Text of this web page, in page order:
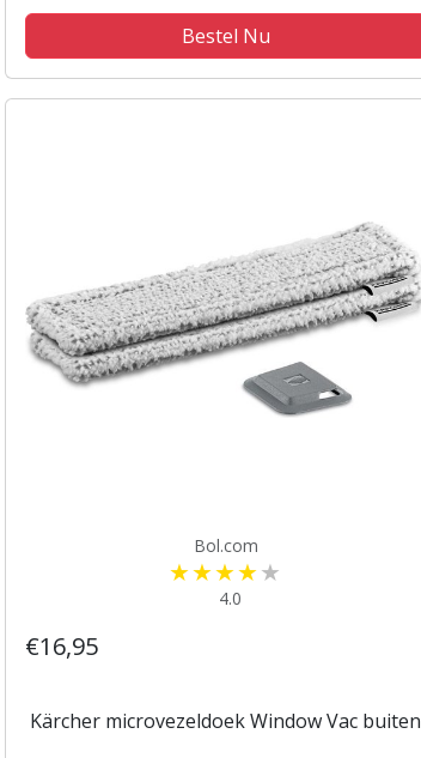
Bestel Nu
Bol.com
4.0
€16,95
Kärcher microvezeldoek Window Vac buiten